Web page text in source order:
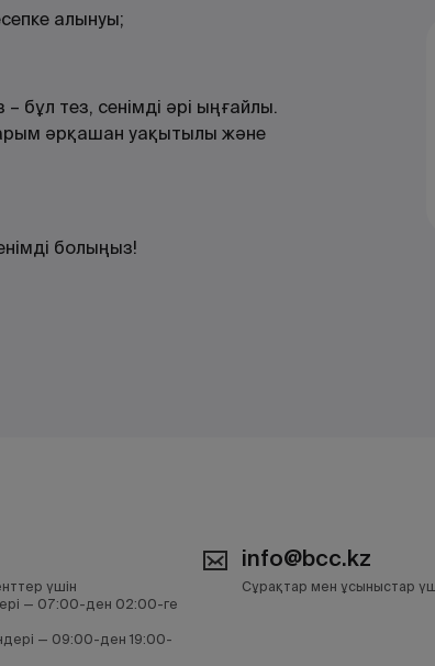
алынуы;
бұл тез, сенімді әрі ыңғайлы.
әрқашан уақытылы және
болыңыз!
үшін
— 07:00-ден 02:00-ге
— 09:00-ден 19:00-
info@bcc.kz
Сұрақтар мен ұсыныстар